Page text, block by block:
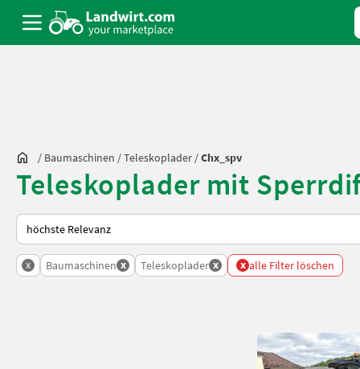
/ Baumaschinen /Teleskoplader /Chx_spv
Teleskoplader mit
So wird auf Landwirt.com sortiert
x Baumaschinen x Teleskoplader x x alle Filter löschen